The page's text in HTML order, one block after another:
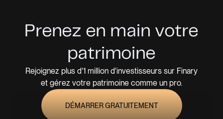
Prenez en main votre
patrimoine
Rejoignez plus d'1 million d'investisseurs sur Finary
et gérez votre patrimoine comme un pro.
DÉMARRER GRATUITEMENT